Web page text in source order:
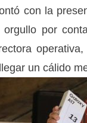
con la
orgullo por
un cálido